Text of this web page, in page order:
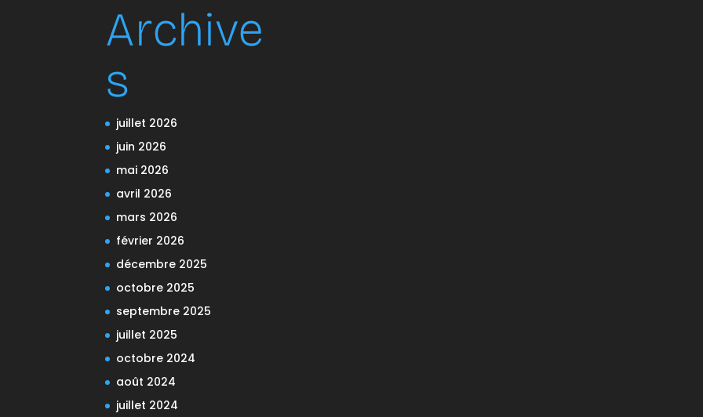
Archive
s
juillet 2026
juin 2026
mai 2026
avril 2026
mars 2026
février 2026
décembre 2025
octobre 2025
septembre 2025
juillet 2025
octobre 2024
août 2024
juillet 2024